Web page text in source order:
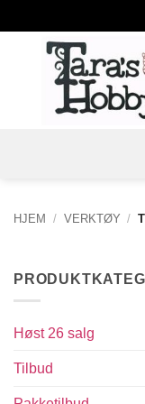
HJEM / VERKTØY /
Høst 26 salg
Tilbud